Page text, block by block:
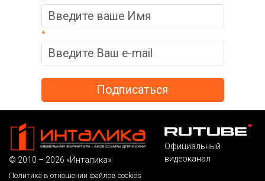
*
© 2010 – 2026 «Инталика»
Политика в отношении файлов cookies
Официальный
видеоканал